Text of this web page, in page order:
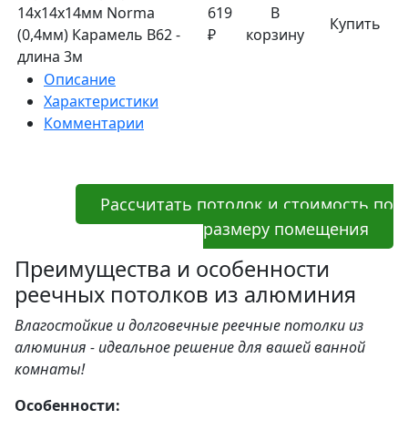
14x14x14мм Norma
(0,4мм) Карамель В62 -
длина 3м
619
₽
В
корзину
Купить
Описание
Характеристики
Комментарии
Рассчитать потолок и стоимость по
размеру помещения
Преимущества и особенности
реечных потолков из алюминия
Влагостойкие и долговечные реечные потолки из
алюминия - идеальное решение для вашей ванной
комнаты!
Особенности: